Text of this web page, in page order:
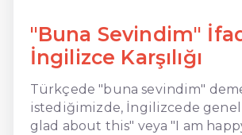
"Buna Sevindim"
İngilizce Karşılığı
Türkçede "buna sevindim"
istediğimizde, İngilizcede
glad about this" veya "I am